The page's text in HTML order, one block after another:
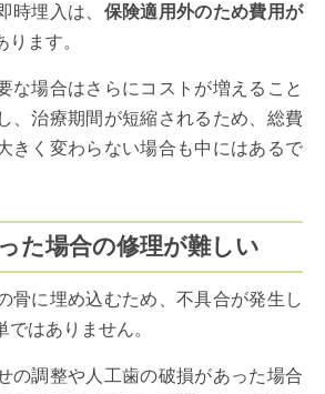
時埋入は、 保険適用外のため費用が
ります。
な場合はさらにコストが増えること
、治療期間が短縮されるため、総費
きく変わらない場合も中にはあるで
た場合の修理が難しい
骨に埋め込むため、不具合が発生し
はありません。
の調整や人工歯の破損があった場合